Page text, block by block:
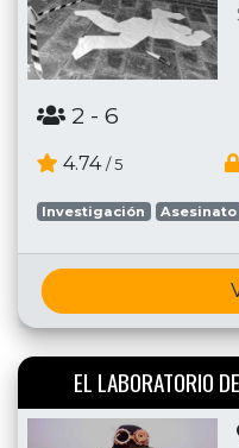
2 - 6
4.74 / 5
Investigación Asesinato
EL LABORATORIO